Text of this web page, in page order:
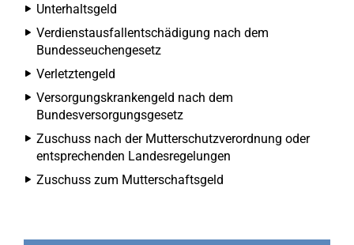
Unterhaltsgeld
Verdienstausfallentschädigung nach dem
Bundesseuchengesetz
Verletztengeld
Versorgungskrankengeld nach dem
Bundesversorgungsgesetz
Zuschuss nach der Mutterschutzverordnung oder
entsprechenden Landesregelungen
Zuschuss zum Mutterschaftsgeld